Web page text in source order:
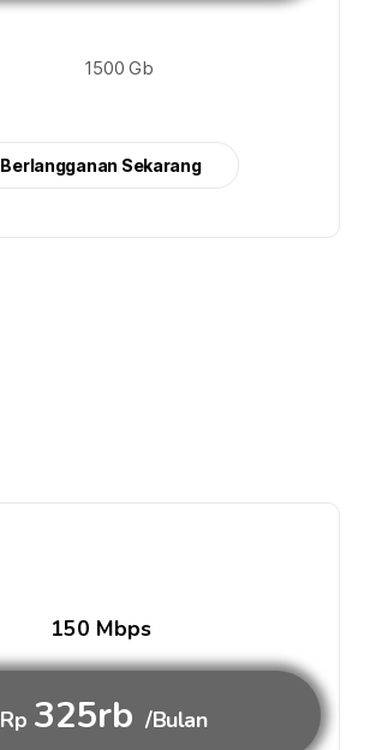
1500 Gb
Berlangganan Sekarang
150 Mbps
Rp 325rb /Bulan